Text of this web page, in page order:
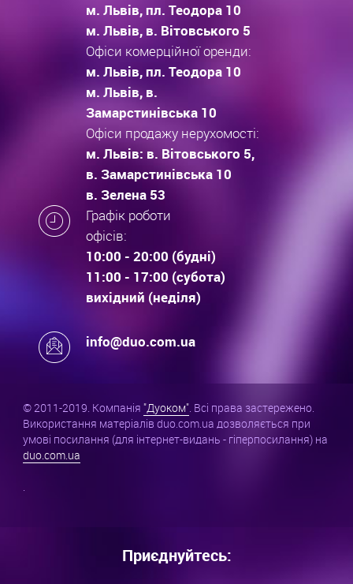
м. Львів, пл. Теодора 10
м. Львів, в. Вітовського 5
Офіси комерційної оренди:
м. Львів, пл. Теодора 10
м. Львів, в.
Замарстинівська 10
Офіси продажу нерухомості:
м. Львів: в. Вітовського 5,
в. Замарстинівська 10
в. Зелена 53
Графік роботи
офісів:
10:00 - 20:00 (будні)
11:00 - 17:00 (субота)
вихідний (неділя)
info@duo.com.ua
© 2011-2019. Компанія "Дуоком". Всі права застережено.
Використання матеріалів duo.com.ua дозволяється при
умові посилання (для інтернет-видань - гіперпосилання) на
duo.com.ua
.
Приєднуйтесь: